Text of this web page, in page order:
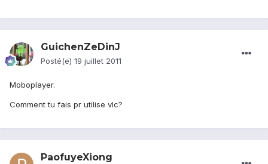
GuichenZeDinJ
Posté(e) 19 juillet 2011
Moboplayer.
Comment tu fais pr utilise vlc?
PaofuyeXiong